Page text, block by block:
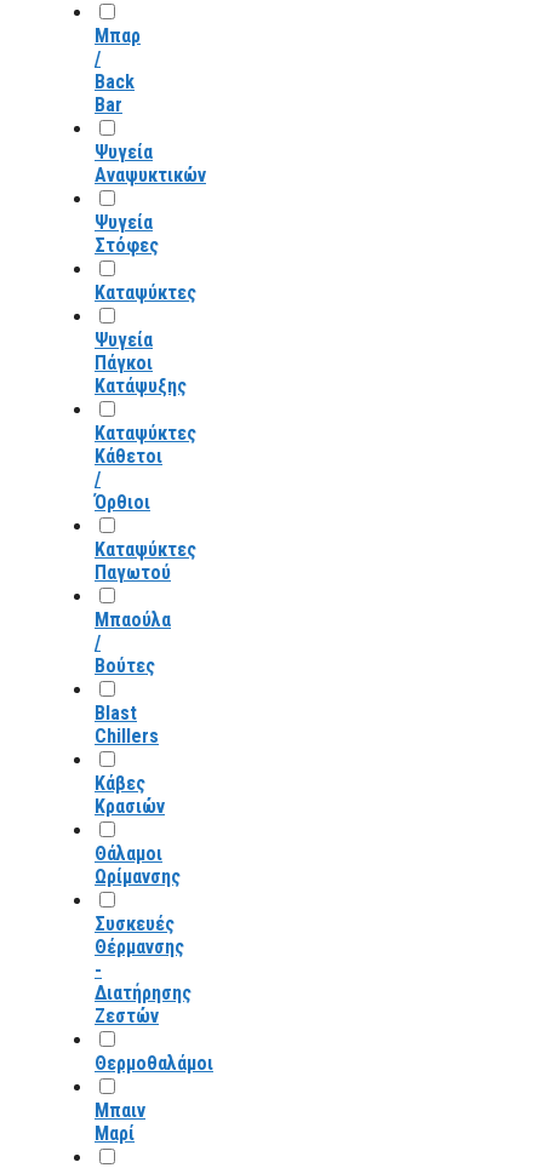
Μπαρ
/
Back
Bar
Ψυγεία
Αναψυκτικών
Ψυγεία
Στόφες
Καταψύκτες
Ψυγεία
Πάγκοι
Κατάψυξης
Καταψύκτες
Κάθετοι
/
Όρθιοι
Καταψύκτες
Παγωτού
Μπαούλα
/
Βούτες
Blast
Chillers
Κάβες
Κρασιών
Θάλαμοι
Ωρίμανσης
Συσκευές
Θέρμανσης
-
Διατήρησης
Ζεστών
Θερμοθαλάμοι
Μπαιν
Μαρί